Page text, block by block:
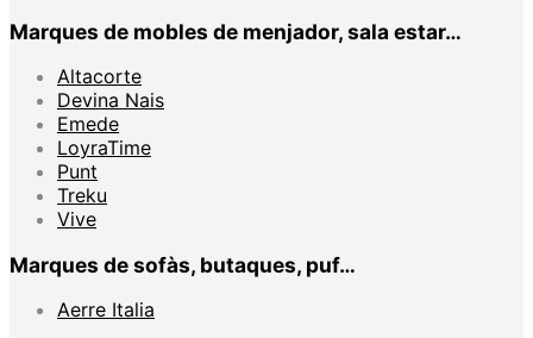
Marques de mobles de menjador, sala estar…
Altacorte
Devina Nais
Emede
LoyraTime
Punt
Treku
Vive
Marques de sofàs, butaques, puf…
Aerre Italia